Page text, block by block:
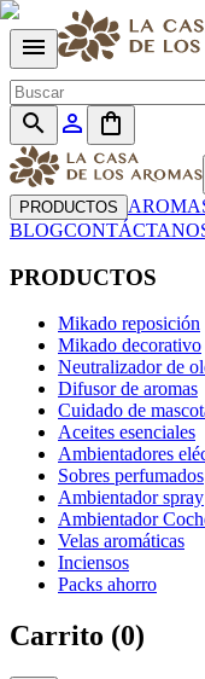
menu
search
person_outline
shopping_bag
PRODUCTOS
BLOG
PRODUCTOS
Mikado reposición
Mikado decorativo
Neutralizador de
Difusor de aromas
Cuidado de
Aceites esenciales
Ambientadores
Sobres perfumados
Ambientador spray
Ambientador
Velas aromáticas
Inciensos
Packs ahorro
Carrito (0)